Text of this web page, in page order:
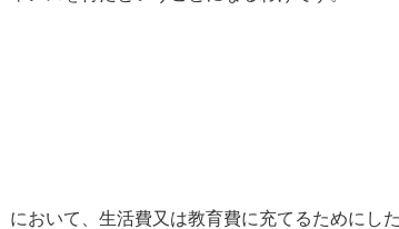
おいて、生活費又は教育費に充てるためにし